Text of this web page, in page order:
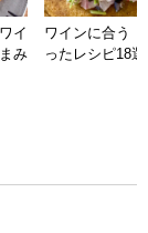
イ
み
ワインに合う
ったレシピ18